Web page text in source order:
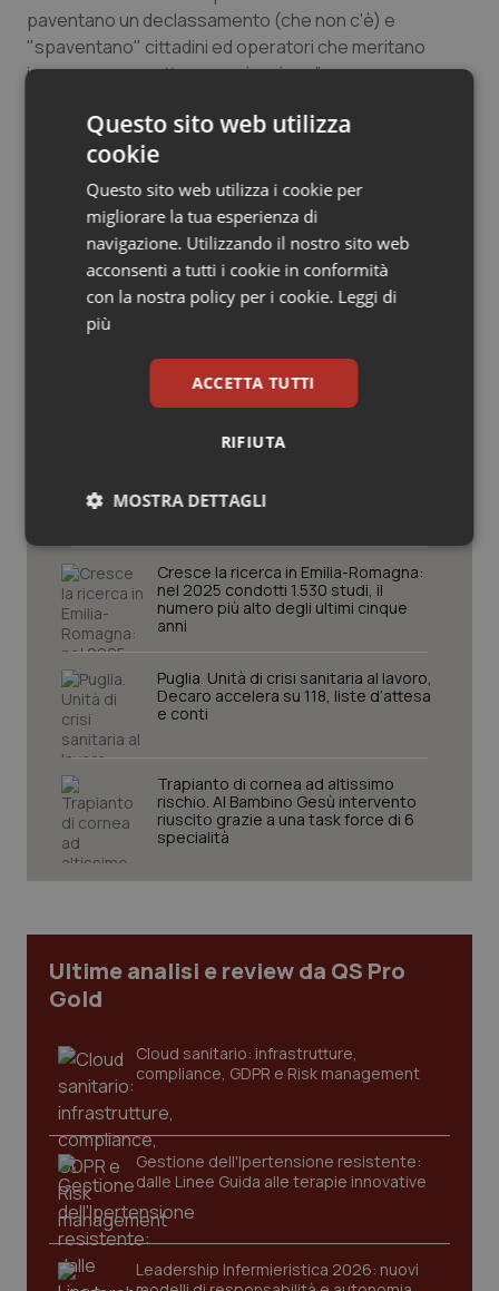
Salute orale & impianti
Tiroide
Tumore al seno
Tumore ovarico
Tumori del Polmone & Testa Collo
Tumori gastrointestinali
Ulcera & Reflusso
Vaccini
paventano un declassamento (che non c'è) e
"spaventano" cittadini ed operatori che meritano
invece una corretta comunicazione”.
04 Giugno 2019
Potrebbe interessarti in
alla Settimana della Scienza
Cresce la ricerca in Emilia-Romagna:
nel 2025 condotti 1.530 studi, il
numero più alto degli ultimi cinque
anni
Puglia. Unità di crisi sanitaria al lavoro,
Decaro accelera su 118, liste d’attesa
e conti
Trapianto di cornea ad altissimo
rischio. Al Bambino Gesù intervento
riuscito grazie a una task force di 6
specialità
Ultime analisi e review da QS Pro
Gold
Cloud sanitario: infrastrutture,
compliance, GDPR e Risk management
Gestione dell'Ipertensione resistente:
dalle Linee Guida alle terapie innovative
Leadership Infermieristica 2026: nuovi
Questo sito web utilizza
cookie
Questo sito web utilizza i cookie per
migliorare la tua esperienza di
navigazione. Utilizzando il nostro sito web
acconsenti a tutti i cookie in conformità
con la nostra policy per i cookie. Leggi di
più
ACCETTA TUTTI
RIFIUTA
MOSTRA DETTAGLI
Necessari Statistici Marketing
Necessari Statistici Marketing
I cookie necessari contribuiscono a rendere fruibile il
sito web abilitandone funzionalità di base quali la
navigazione sulle pagine e l'accesso alle aree
protette del sito. Il sito web non è in grado di
funzionare correttamente senza questi cookie.
VISITOR_PRIVACY_METADATA
YouTube
5
CookieScriptConsent
CookieScript